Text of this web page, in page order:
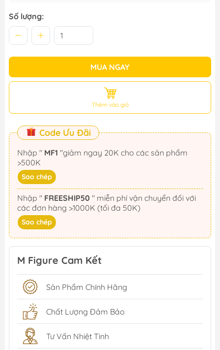
Số lượng:
MUA NGAY
Thêm vào giỏ
Code Ưu Đãi
Nhập " MF1
>500K
Sao chép
Nhập " FREESHIP50
các đơn hàng >1000K (tối đa 50K)
Sao chép
M Figure Cam Kết
Sản Phẩm Chính Hãng
Chất Lượng Đảm Bảo
Tư Vấn Nhiệt Tình